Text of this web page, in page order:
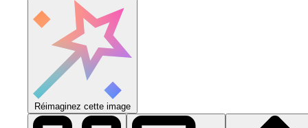
Réimaginez cette image